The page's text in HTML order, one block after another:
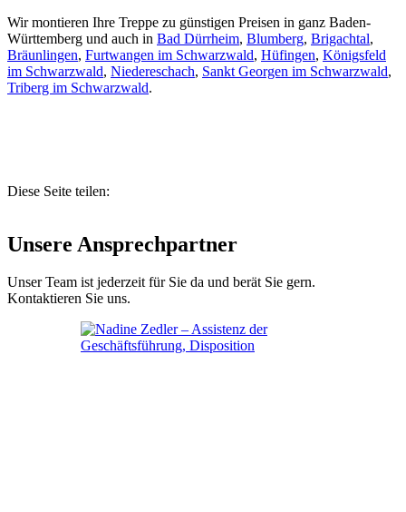
Wir montieren Ihre Treppe zu günstigen Preisen in ganz Baden-
Württemberg und auch in Bad Dürrheim, Blumberg, Brigachtal,
Bräunlingen, Furtwangen im Schwarzwald, Hüfingen, Königsfeld
im Schwarzwald, Niedereschach, Sankt Georgen im Schwarzwald,
Triberg im Schwarzwald.
Diese Seite teilen:
Unsere Ansprechpartner
Unser Team ist jederzeit für Sie da und berät Sie gern.
Kontaktieren Sie uns.